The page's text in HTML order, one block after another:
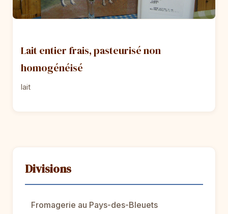
Lait entier frais, pasteurisé non
homogénéisé
lait
Divisions
Fromagerie au Pays-des-Bleuets